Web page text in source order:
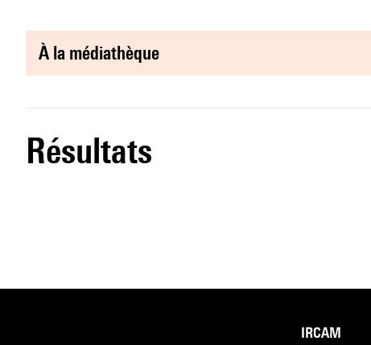
à la médiathèque
résultats
IRCAM